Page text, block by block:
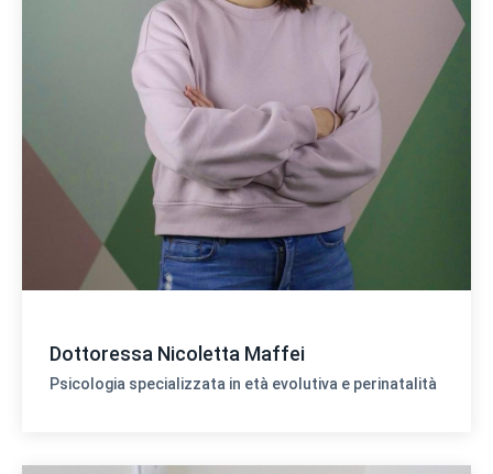
Dottoressa Nicoletta Maffei
Psicologia specializzata in età evolutiva e perinatalità